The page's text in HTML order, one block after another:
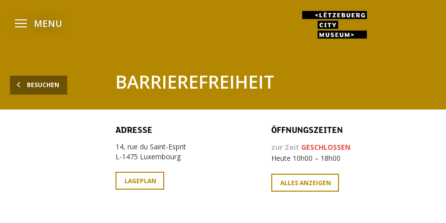
Hauptmenü
Inhalt
FußzeileMenü
MENU
BESUCHEN BARRIEREFREIHEIT
ADRESSE
14, rue du Saint-Esprit
L-1475 Luxembourg
LAGEPLAN
ÖFFNUNGSZEITEN
zur Zeit GESCHLOSSEN
Heute 10h00 – 18h00
ALLES ANZEIGEN